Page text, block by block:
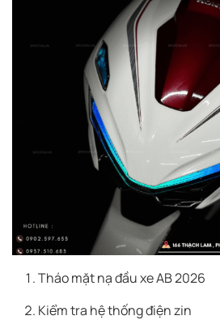
Tháo mặt nạ đầu xe AB 2026
Kiểm tra hệ thống điện zin